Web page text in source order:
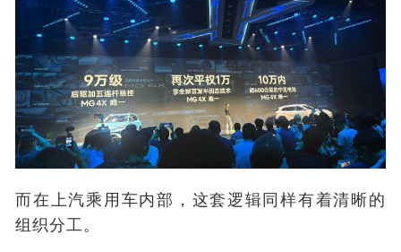
而在上汽乘用车内部，这套逻辑同样有着清晰的
组织分工。